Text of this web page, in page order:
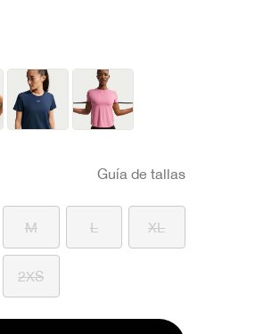
Guía de tallas
M L XL
2XS